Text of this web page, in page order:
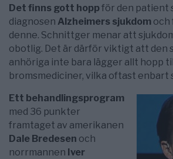
Det finns gott hoppför den patient
diagnosen Alzheimers sjukdom och
denne. Schnittger menar att
obotlig. Det är därför viktigt att den
anhöriga inte bara lägger allt hopp
bromsmediciner, vilka oftast enbart
Ett behandlingsprogram
med 36 punkter
framtaget av amerikanen
Dale Bredesen och
norrmannen Iver